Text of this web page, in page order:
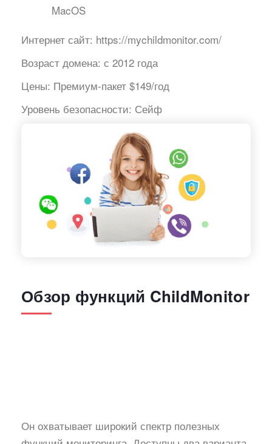
MacOS
Интернет сайт: https://mychildmonitor.com/
Возраст домена: с 2012 года
Цены: Премиум-пакет $149/год
Уровень безопасности: Сейф
Обзор функций ChildMonitor
Он охватывает широкий спектр полезных